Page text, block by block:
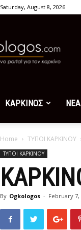
Saturday, August 8, 2026
ΚΑΡΚΙΝΟΣ
Home ΤΥΠΟΙ ΚΑΡΚΙΝΟΥ
ΤΥΠΟΙ ΚΑΡΚΙΝΟΥ
By Ogkologos - February 7,